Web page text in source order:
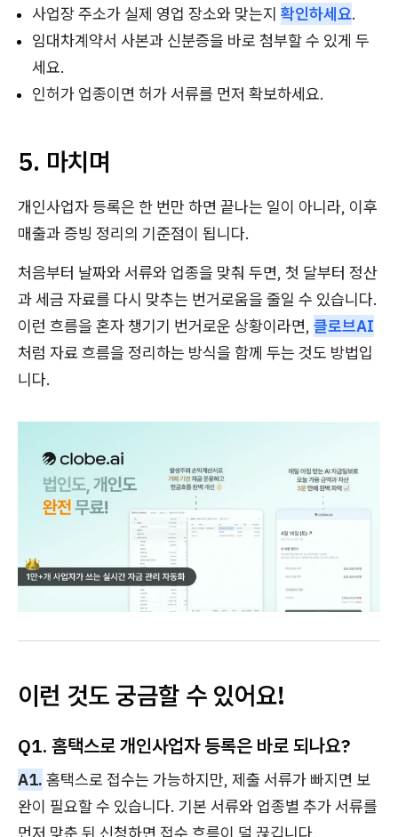
사업장 주소가 실제 영업 장소와 맞는지 확인하세요.
임대차계약서 사본과 신분증을 바로 첨부할 수 있게 두
세요.
인허가 업종이면 허가 서류를 먼저 확보하세요.
5. 마치며
개인사업자 등록은 한 번만 하면 끝나는 일이 아니라, 이후
매출과 증빙 정리의 기준점이 됩니다.
처음부터 날짜와 서류와 업종을 맞춰 두면, 첫 달부터 정산
과 세금 자료를 다시 맞추는 번거로움을 줄일 수 있습니다.
이런 흐름을 혼자 챙기기 번거로운 상황이라면, 클로브AI
처럼 자료 흐름을 정리하는 방식을 함께 두는 것도 방법입
니다.
이런 것도 궁금할 수 있어요!
Q1. 홈택스로 개인사업자 등록은 바로 되나요?
A1. 홈택스로 접수는 가능하지만, 제출 서류가 빠지면 보
완이 필요할 수 있습니다. 기본 서류와 업종별 추가 서류를
먼저 맞춘 뒤 신청하면 접수 흐름이 덜 끊깁니다.